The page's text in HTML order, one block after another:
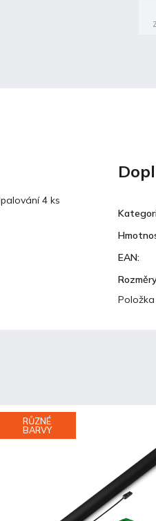
4 ks
EAN:
RŮZNÉ
BARVY